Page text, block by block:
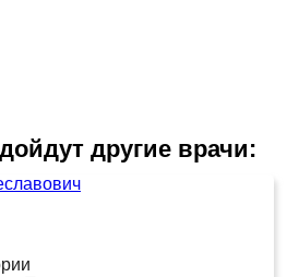
другие врачи: